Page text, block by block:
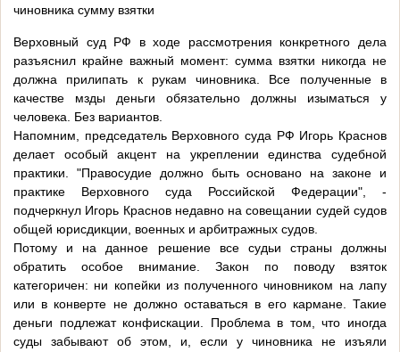
чиновника сумму взятки
Верховный суд РФ в ходе рассмотрения конкретного дела
разъяснил крайне важный момент: сумма взятки никогда не
должна прилипать к рукам чиновника. Все полученные в
качестве мзды деньги обязательно должны изыматься у
человека. Без вариантов.
Напомним, председатель Верховного суда РФ Игорь Краснов
делает особый акцент на укреплении единства судебной
практики. "Правосудие должно быть основано на законе и
практике Верховного суда Российской Федерации", -
подчеркнул Игорь Краснов недавно на совещании судей судов
общей юрисдикции, военных и арбитражных судов.
Потому и на данное решение все судьи страны должны
обратить особое внимание. Закон по поводу взяток
категоричен: ни копейки из полученного чиновником на лапу
или в конверте не должно оставаться в его кармане. Такие
деньги подлежат конфискации. Проблема в том, что иногда
суды забывают об этом, и, если у чиновника не изъяли